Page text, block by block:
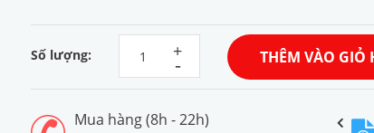
Số lượng: -
+ THÊM VÀO GIỎ
Mua hàng (8h - 22h)